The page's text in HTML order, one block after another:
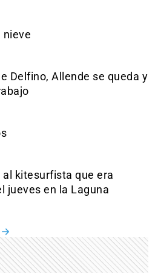
nieve
Delfino, Allende se queda y
al kitesurfista que era
jueves en la Laguna